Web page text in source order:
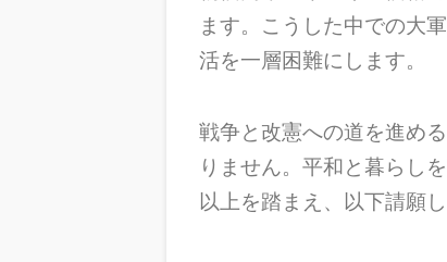
ます。こうした中での大
活を一層困難にします。
戦争と改憲への道を進め
りません。平和と暮らし
以上を踏まえ、以下請願し